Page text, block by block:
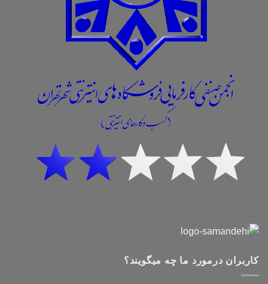
کاربران درمورد ما چه میگویند؟